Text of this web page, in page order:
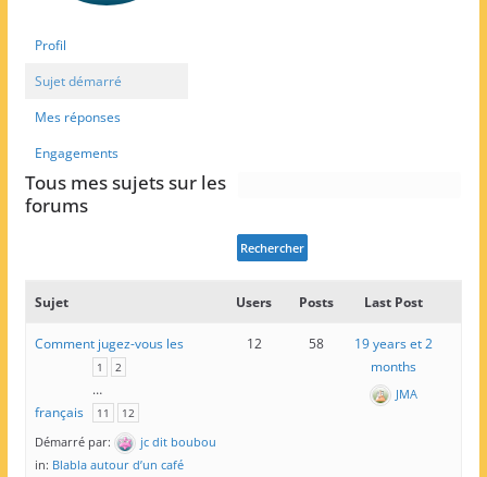
Profil
Sujet démarré
Mes réponses
Engagements
Tous mes sujets sur les
forums
Sujet Users Posts Last Post
Comment jugez-vous les
français
1 2
…
11 12
Démarré par:
jc dit boubou
in: Blabla autour d’un café
12 58
19 years et 2
months
JMA